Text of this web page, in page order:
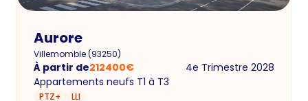
Aurore
Villemomble(93250)
À partir de212400€
4e Trimestre 2028
Appartements neufs T1 à T3
PTZ+ LLI